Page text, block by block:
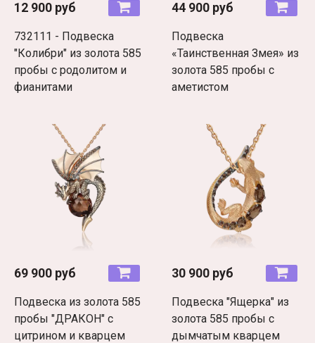
12 900 руб
732111 - Подвеска
"Колибри" из золота 585
пробы с родолитом и
фианитами
44 900 руб
Подвеска
«Таинственная Змея» из
золота 585 пробы c
аметистом
69 900 руб
Подвеска из золота 585
пробы "ДРАКОН" c
цитрином и кварцем
30 900 руб
Подвеска "Ящерка" из
золота 585 пробы с
дымчатым кварцем